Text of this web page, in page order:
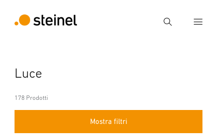
Ricerca
Ricerca
Luce
178 Prodotti
Mostra filtri